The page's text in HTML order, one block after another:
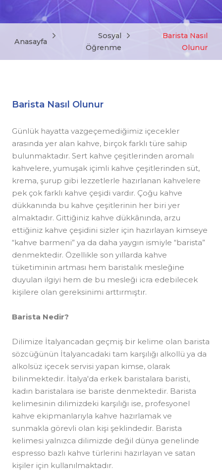
Anasayfa
Sosyal
Öğrenme
Barista Nasıl
Olunur
Barista Nasıl Olunur
Günlük hayatta vazgeçemediğimiz içecekler
arasında yer alan kahve, birçok farklı türe sahip
bulunmaktadır. Sert kahve çeşitlerinden aromalı
kahvelere, yumuşak içimli kahve çeşitlerinden süt,
krema, şurup gibi lezzetlerle hazırlanan kahvelere
pek çok farklı kahve çeşidi vardır. Çoğu kahve
dükkanında bu kahve çeşitlerinin her biri yer
almaktadır. Gittiğiniz kahve dükkânında, arzu
ettiğiniz kahve çeşidini sizler için hazırlayan kimseye
“kahve barmeni” ya da daha yaygın ismiyle “barista”
denmektedir. Özellikle son yıllarda kahve
tüketiminin artması hem baristalık mesleğine
duyulan ilgiyi hem de bu mesleği icra edebilecek
kişilere olan gereksinimi arttırmıştır.
Barista Nedir?
Dilimize İtalyancadan geçmiş bir kelime olan barista
sözcüğünün İtalyancadaki tam karşılığı alkollü ya da
alkolsüz içecek servisi yapan kimse, olarak
bilinmektedir. İtalya'da erkek baristalara baristi,
kadın baristalara ise bariste denmektedir. Barista
kelimesinin dilimizdeki karşılığı ise, profesyonel
kahve ekipmanlarıyla kahve hazırlamak ve
sunmakla görevli olan kişi şeklindedir. Barista
kelimesi yalnızca dilimizde değil dünya genelinde
espresso bazlı kahve türlerini hazırlayan ve satan
kişiler için kullanılmaktadır.